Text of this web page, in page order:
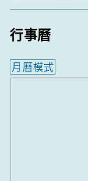
行事曆
月曆模式